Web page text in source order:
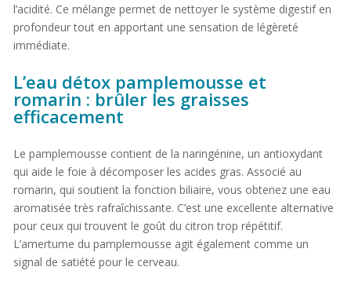
l’acidité. Ce mélange permet de nettoyer le système digestif en
profondeur tout en apportant une sensation de légèreté
immédiate.
L’eau détox pamplemousse et
romarin : brûler les graisses
efficacement
Le pamplemousse contient de la naringénine, un antioxydant
qui aide le foie à décomposer les acides gras. Associé au
romarin, qui soutient la fonction biliaire, vous obtenez une eau
aromatisée très rafraîchissante. C’est une excellente alternative
pour ceux qui trouvent le goût du citron trop répétitif.
L’amertume du pamplemousse agit également comme un
signal de satiété pour le cerveau.